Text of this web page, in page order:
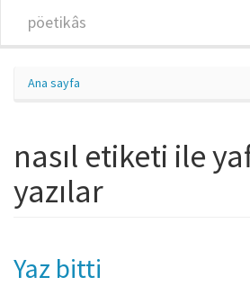
pöetikâs
Ana sayfa
nasıl etiketi ile
yazılar
Yaz bitti